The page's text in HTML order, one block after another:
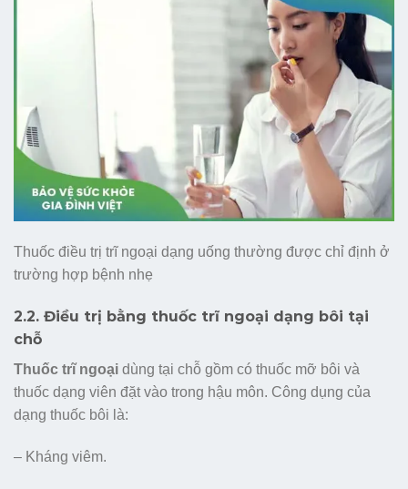
Thuốc điều trị trĩ ngoại dạng uống thường được chỉ định ở
trường hợp bệnh nhẹ
2.2. Điều trị bằng thuốc trĩ ngoại dạng bôi tại
chỗ
Thuốc trĩ ngoại dùng tại chỗ gồm có thuốc mỡ bôi và
thuốc dạng viên đặt vào trong hậu môn. Công dụng của
dạng thuốc bôi là:
– Kháng viêm.